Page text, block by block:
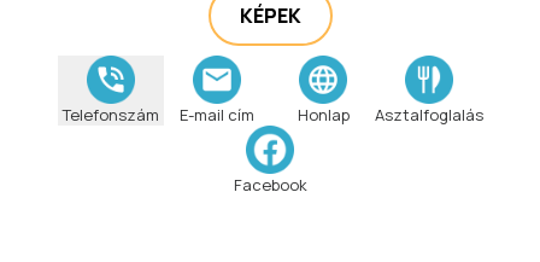
KÉPEK
Telefonszám E-mail cím Honlap Asztalfoglalás
Facebook